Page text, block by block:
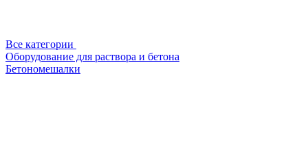
Все категории
Оборудование для раствора и бетона
Бетономешалки